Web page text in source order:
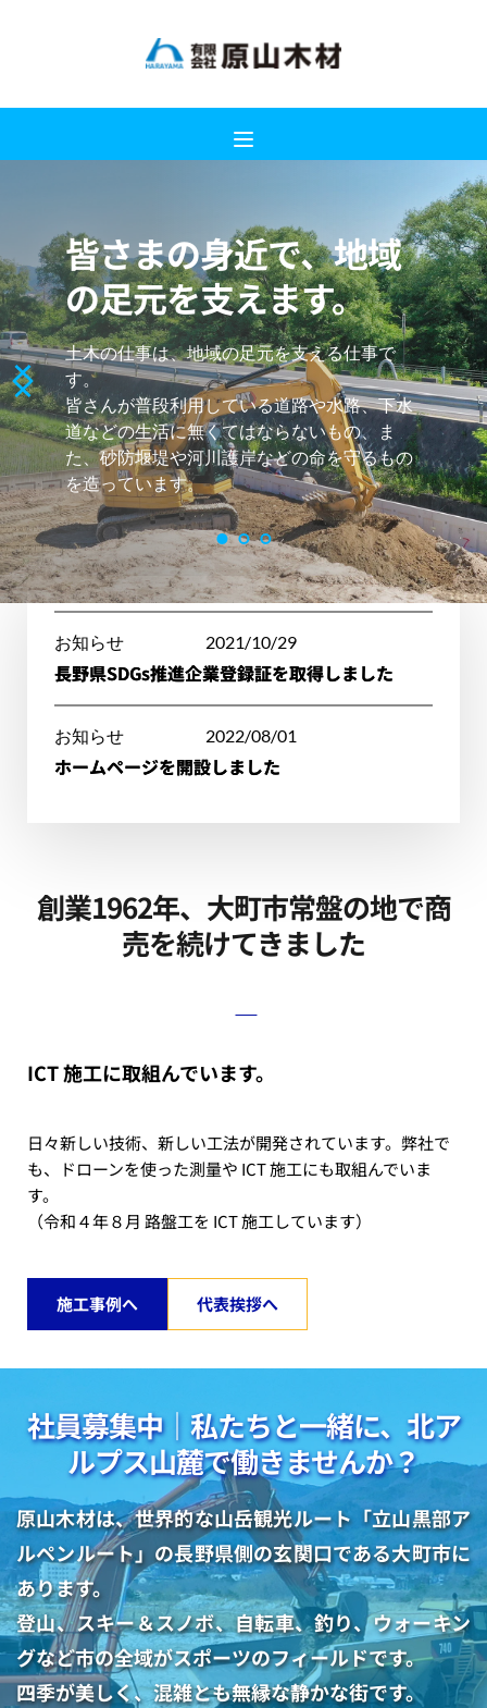
皆さまの身近で、地域
の足元を支えます。
土木の仕事は、地域の足元を支える仕事で
す。
皆さんが普段利用している道路や水路、下水
道などの生活に無くてはならないもの、ま
た、砂防堰堤や河川護岸などの命を守るもの
を造っています。
お知らせ 2021/10/29
長野県SDGs推進企業登録証を取得しました
お知らせ 2022/08/01
ホームページを開設しました
創業1962年、大町市常盤の地で商
売を続けてきました
ICT 施工に取組んでいます。
日々新しい技術、新しい工法が開発されています。弊社で
も、ドローンを使った測量や ICT 施工にも取組んでいま
す。
（令和４年８月 路盤工を ICT 施工しています）
施工事例へ 代表挨拶へ
社員募集中｜私たちと一緒に、北ア
ルプス山麓で働きませんか？
原山木材は、世界的な山岳観光ルート「立山黒部ア
ルペンルート」の長野県側の玄関口である大町市に
あります。
登山、スキー＆スノボ、自転車、釣り、ウォーキン
グなど市の全域がスポーツのフィールドです。
四季が美しく、混雑とも無縁な静かな街です。